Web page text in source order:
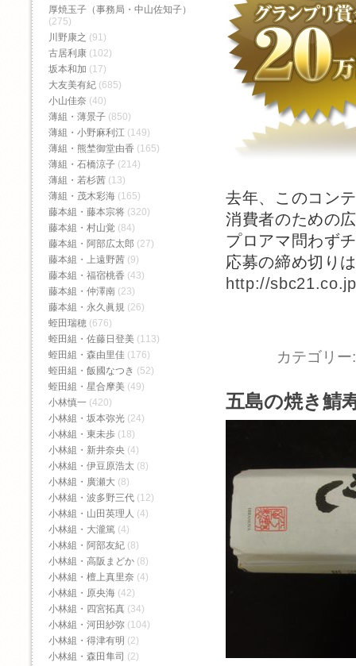
去年、このコン
消費者のための
プロアマ問わず
応募の締め切り
http://
カテゴリ
五島の焼き鯖
厚焼玉子（事務局・中山佐知子）
(275)
川野康之 (91)
古居利康 (102)
坂本和加 (17)
大友美有紀 (685)
小山佳奈 (40)
薄組・薄景子 (850)
薄組・小野麻利江 (149)
薄組・熊埜御堂由香 (165)
薄組・石橋涼子 (214)
薄組・若杉茜 (13)
薄組・茂木彩海 (165)
藤本組・藤本宗将 (320)
藤本組・村山覚 (84)
藤本組・阿部広太郎 (27)
藤本組・上遠野茜 (9)
藤本組・福宿桃香‬ (43)
藤本組・仲澤南 (23)
藤本組・永久眞規 (26)
蛭田瑞穂 (676)
蛭田組・佐藤日登美 (113)
蛭田組・森由里佳 (176)
蛭田組・飯國なつき (52)
蛭田組・星合摩美 (49)
小林慎一 (420)
小林組・坂本弥光 (24)
小林組・東未歩 (18)
小林組・新井奈央 (4)
小林組・伊豆原浩太 (8)
小林組・廣瀬大 (8)
小林組・波多野三代 (12)
小林組・山田英理人 (4)
小林組・大瀧篤 (4)
小林組・阿部友紀 (8)
小林組・高阪まどか (8)
小林組・檀上真里奈 (4)
小林組・原央海 (42)
小林組・四宮拓真 (34)
小林組・河田紗弥 (104)
小林組・得津有明 (2)
小林組・森田隼司 (2)